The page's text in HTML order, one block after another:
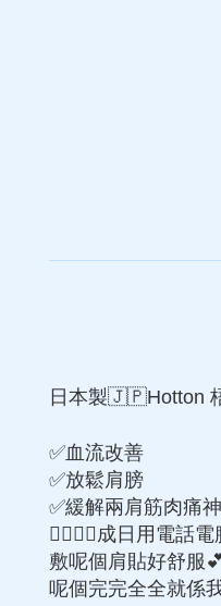
日本製🇯🇵Hotton
✅血流改善
✅放鬆肩膀
✅緩解兩肩筋肉痛
👍🏻👍🏻成日用電話
敷呢個肩貼好舒服
呢個完完全全就係